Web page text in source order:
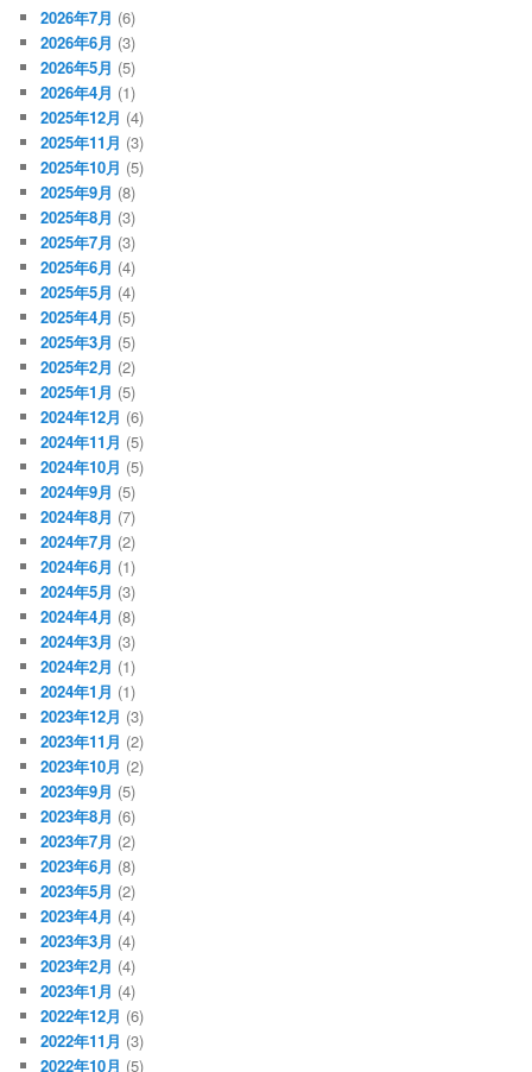
2026年7月 (6)
2026年6月 (3)
2026年5月 (5)
2026年4月 (1)
2025年12月 (4)
2025年11月 (3)
2025年10月 (5)
2025年9月 (8)
2025年8月 (3)
2025年7月 (3)
2025年6月 (4)
2025年5月 (4)
2025年4月 (5)
2025年3月 (5)
2025年2月 (2)
2025年1月 (5)
2024年12月 (6)
2024年11月 (5)
2024年10月 (5)
2024年9月 (5)
2024年8月 (7)
2024年7月 (2)
2024年6月 (1)
2024年5月 (3)
2024年4月 (8)
2024年3月 (3)
2024年2月 (1)
2024年1月 (1)
2023年12月 (3)
2023年11月 (2)
2023年10月 (2)
2023年9月 (5)
2023年8月 (6)
2023年7月 (2)
2023年6月 (8)
2023年5月 (2)
2023年4月 (4)
2023年3月 (4)
2023年2月 (4)
2023年1月 (4)
2022年12月 (6)
2022年11月 (3)
2022年10月 (5)